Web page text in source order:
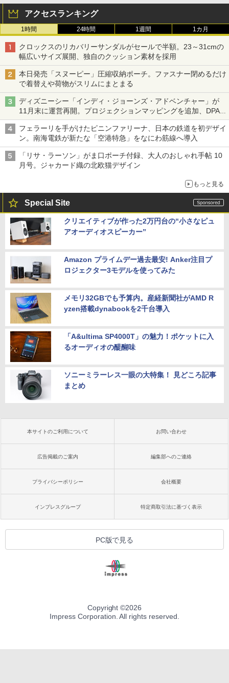
アクセスランキング
1時間 24時間 1週間 1カ月
クロックスのリカバリーサンダルがセールで半額。23～31cmの
幅広いサイズ展開、独自のクッション素材を採用
本日発売「スヌーピー」圧縮収納ポーチ。ファスナー閉めるだけ
で着替えや荷物がスリムにまとまる
ディズニーシー「インディ・ジョーンズ・アドベンチャー」が
11月末に運営再開。プロジェクションマッピングを追加、DPA
は1500円
フェラーリを手がけたピニンファリーナ、日本の鉄道を初デザイ
ン。南海電鉄が新たな「空港特急」をなにわ筋線へ導入
「リサ・ラーソン」がま口ポーチ付録、大人のおしゃれ手帖 10
月号。ジャカード織の北欧猫デザイン
もっと見る
Special Site
クリエイティブが作った2万円台の“小さなピュ
アオーディオスピーカー”
Amazon プライムデー過去最安! Anker注目プ
ロジェクター3モデルを使ってみた
メモリ32GBでも予算内。産経新聞社がAMD R
yzen搭載dynabookを2千台導入
「A&ultima SP4000T」の魅力！ポケットに入
るオーディオの醍醐味
ソニーミラーレス一眼の大特集！ 見どころ記事
まとめ
本サイトのご利用について お問い合わせ
広告掲載のご案内 編集部へのご連絡
プライバシーポリシー 会社概要
インプレスグループ 特定商取引法に基づく表示
PC版で見る
Copyright ©2026
Impress Corporation. All rights reserved.